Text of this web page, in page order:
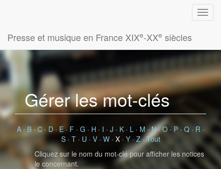
Presse et musique en France XIXe-XXe siècles
Gérer les mot-clés
A·B·C · D·E· F · G · H · I · J · K · L · M·N·O · P· Q · R ·
S· T· U · V· W· X· Y·Z·Tout
Cliquez sur le nom du mot-clé pour afficher les notices
le concernant.